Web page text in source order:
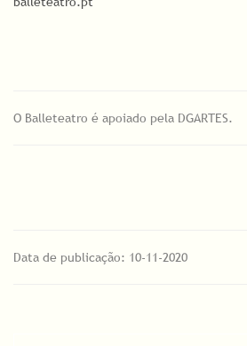
O Balleteatro é apoiado pela DGARTES.
Data de publicação: 10-11-2020